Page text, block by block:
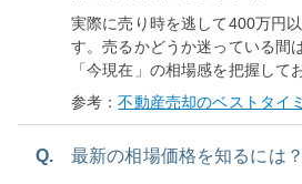
実際に売り時を逃して400万円
す。売るかどうか迷っている間
「今現在」の相場感を把握して
参考：不動産売却のベストタイ
Q. 最新の相場価格を知るには？